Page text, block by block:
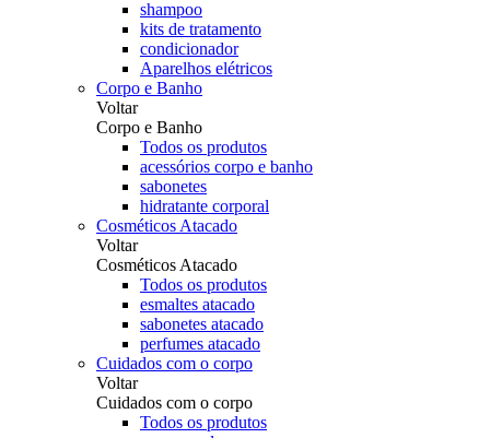
shampoo
kits de tratamento
condicionador
Aparelhos elétricos
Corpo e Banho
Voltar
Corpo e Banho
Todos os produtos
acessórios corpo e banho
sabonetes
hidratante corporal
Cosméticos Atacado
Voltar
Cosméticos Atacado
Todos os produtos
esmaltes atacado
sabonetes atacado
perfumes atacado
Cuidados com o corpo
Voltar
Cuidados com o corpo
Todos os produtos